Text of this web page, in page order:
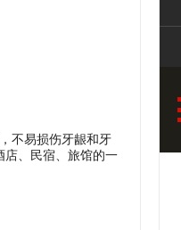
不易损伤牙龈和牙
店、民宿、旅馆的一